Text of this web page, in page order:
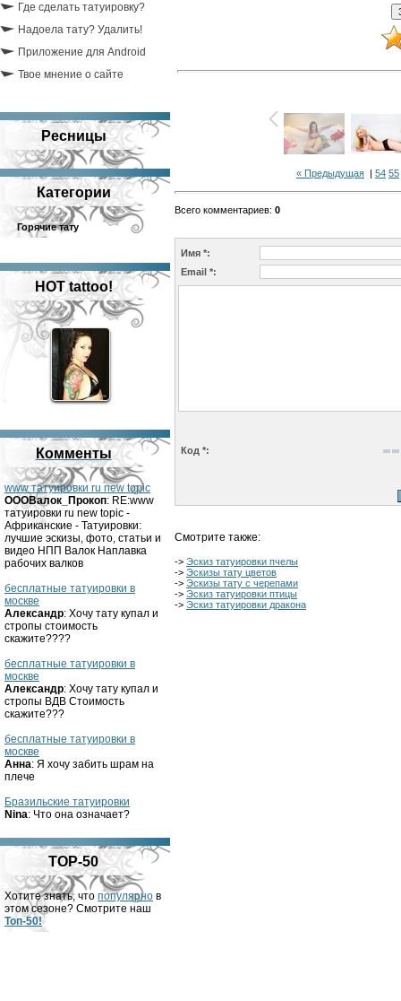
Где сделать татуировку?
Надоела тату? Удалить!
Приложение для Android
Твое мнение о сайте
Ресницы
Категории
Горячие тату
HOT tattoo!
Комменты
www татуировки ru new topic
OOOВалок_Прокоп: RE:www
татуировки ru new topic -
Африканские - Татуировки:
лучшие эскизы, фото, статьи и
видео НПП Валок Наплавка
рабочих валков
бесплатные татуировки в
москве
Александр: Хочу тату купал и
стропы стоимость
скажите????
бесплатные татуировки в
москве
Александр: Хочу тату купал и
стропы ВДВ Стоимость
скажите???
бесплатные татуировки в
москве
Анна: Я хочу забить шрам на
плече
Бразильские татуировки
Nina: Что она означает?
TOP-50
Хотите знать, что популярно в
этом сезоне? Смотрите наш
Топ-50!
« Предыдущая | 54 55
Всего комментариев: 0
Имя *:
Email *:
Код *:
Смотрите также:
-> Эскиз татуировки пчелы
-> Эскизы тату цветов
-> Эскизы тату с черепами
-> Эскиз татуировки птицы
-> Эскиз татуировки дракона